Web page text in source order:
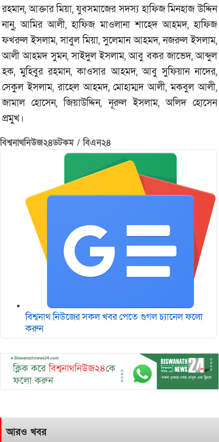
রহমান, আক্তার মিয়া, যুবসমাজের সদস্য হাফিজ মিনহাজ উদ্দিন
নানু, আমির আলী, হাফিজ মাওলানা শাহেদ আহমদ, হাফিজ
ফখরুল ইসলাম, সাবুল মিয়া, সুলেমান আহমদ, নজরুল ইসলাম,
আলী আহমদ সুমন, সাইদুল ইসলাম, আবু বকর জাভেদ, আব্দুল
হক, মুহিবুর রহমান, কাওসার আহমদ, আবু সুফিয়ান নাদের,
সেকুল ইসলাম, রাহেল আহমদ, মোহাম্মদ আলী, মকবুল আলী,
জামাল হোসেন, জিয়াউদ্দিন, নূরুল ইসলাম, অলিদ হোসেন
প্রমুখ।
বিশ্বনাথনিউজ২৪ডটকম / বিএন২৪
বিশ্বনাথ নিউজের সকল খবর পেতে গুগল চ‌্যানেল ফলো
করুন
আরও খবর